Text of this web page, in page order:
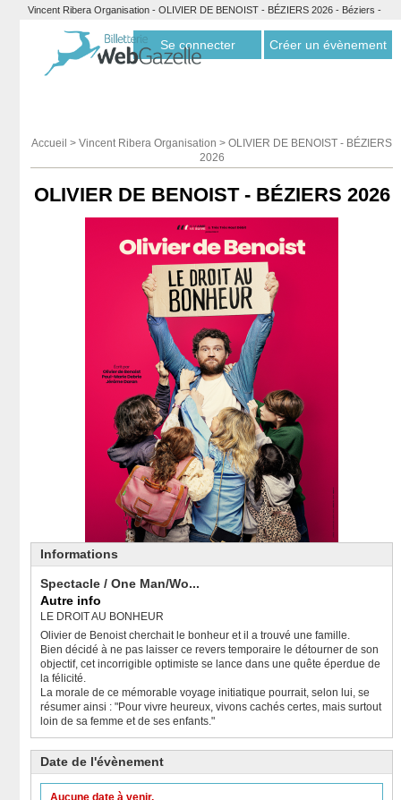
Vincent Ribera Organisation - OLIVIER DE BENOIST - BÉZIERS 2026 - Béziers -
Se connecter Créer un évènement
Accueil >Vincent Ribera Organisation >OLIVIER DE BENOIST - BÉZIERS
2026
OLIVIER DE BENOIST - BÉZIERS 2026
Informations
Spectacle / One Man/Wo...
Autre info
LE DROIT AU BONHEUR
Olivier de Benoist cherchait le bonheur et il a trouvé une famille.
Bien décidé à ne pas laisser ce revers temporaire le détourner de son
objectif, cet incorrigible optimiste se lance dans une quête éperdue de
la félicité.
La morale de ce mémorable voyage initiatique pourrait, selon lui, se
résumer ainsi : "Pour vivre heureux, vivons cachés certes, mais surtout
loin de sa femme et de ses enfants."
Date de l'évènement
Aucune date à venir.